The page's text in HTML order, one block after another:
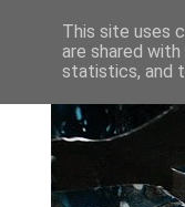
This site uses
are shared
statistics, and